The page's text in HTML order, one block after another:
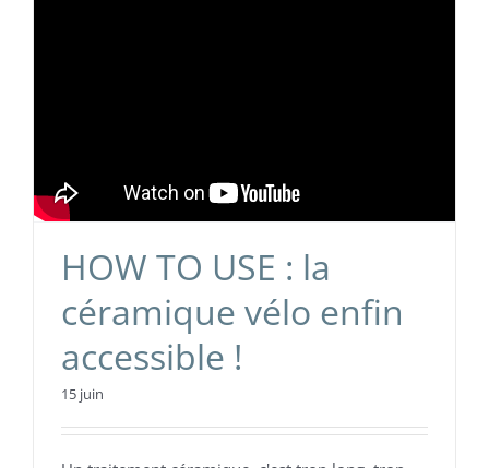
HOW TO USE : la
céramique vélo enfin
accessible !
15 juin